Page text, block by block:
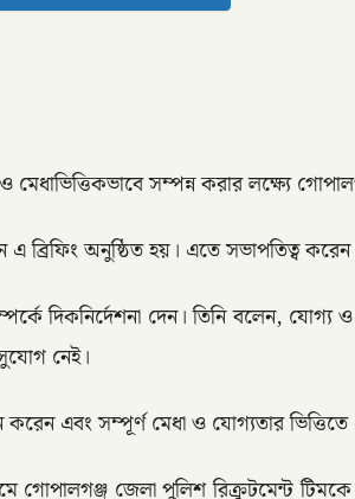
সম্পন্ন করার লক্ষ্যে
অনুষ্ঠিত হয়। এতে সভাপতিত্ব করেন
দিকনির্দেশনা দেন। তিনি বলেন, যোগ্য ও
নেই।
এবং সম্পূর্ণ মেধা ও যোগ্যতার ভিত্তিতে
জেলা পুলিশ রিক্রুটমেন্ট টিমকে